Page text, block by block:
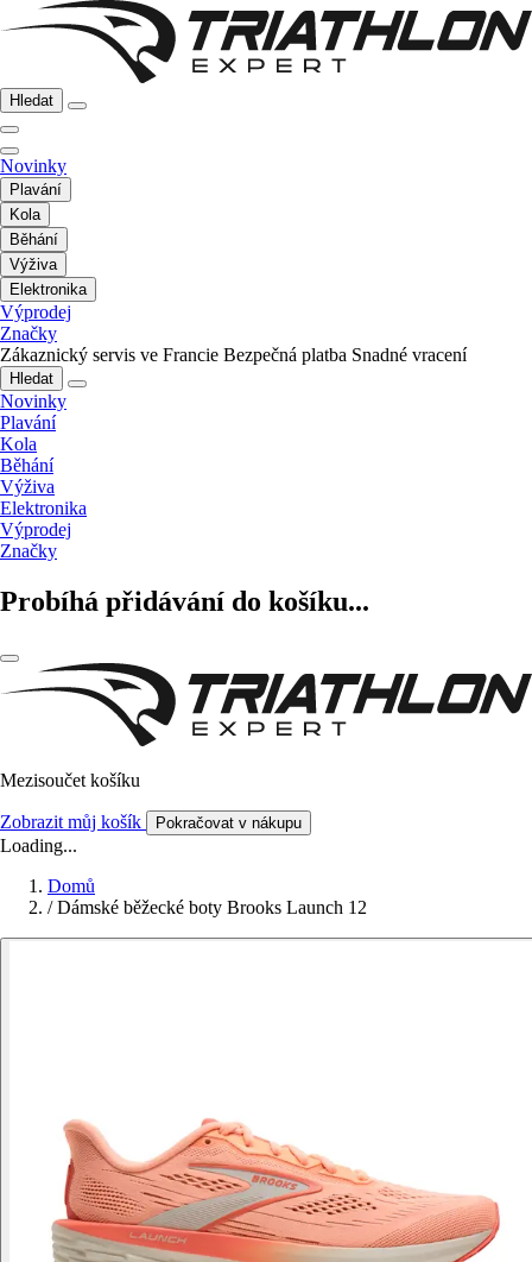
Hledat
Novinky
Plavání
Kola
Běhání
Výživa
Elektronika
Výprodej
Značky
Zákaznický servis ve Francie Bezpečná platba Snadné vracení
Hledat
Novinky
Plavání
Kola
Běhání
Výživa
Elektronika
Výprodej
Značky
Probíhá přidávání do košíku...
Mezisoučet košíku
Zobrazit můj košík Pokračovat v nákupu
Loading...
Domů
/ Dámské běžecké boty Brooks Launch 12